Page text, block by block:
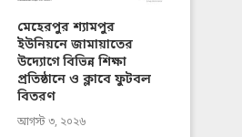
মেহেরপুর শ্যামপুর
ইউনিয়নে জামায়াতের
উদ্যোগে বিভিন্ন শিক্ষা
প্রতিষ্ঠানে ও ক্লাবে ফুটবল
বিতরণ
আগস্ট ৩, ২০২৬